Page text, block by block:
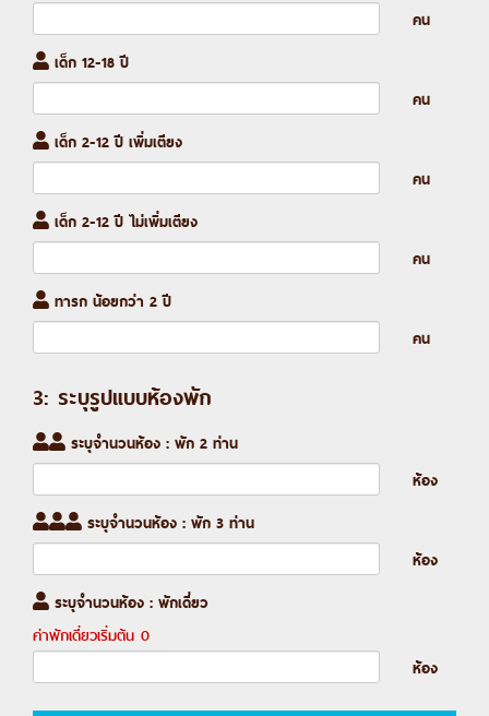
คน
เด็ก 12-18 ปี
คน
เด็ก 2-12 ปี เพิ่มเตียง
คน
เด็ก 2-12 ปี ไม่เพิ่มเตียง
คน
ทารก น้อยกว่า 2 ปี
คน
3: ระบุรูปแบบห้องพัก
ระบุจำนวนห้อง : พัก 2 ท่าน
ห้อง
ระบุจำนวนห้อง : พัก 3 ท่าน
ห้อง
ระบุจำนวนห้อง : พักเดี่ยว
ค่าพักเดี่ยวเริ่มต้น 0
ห้อง